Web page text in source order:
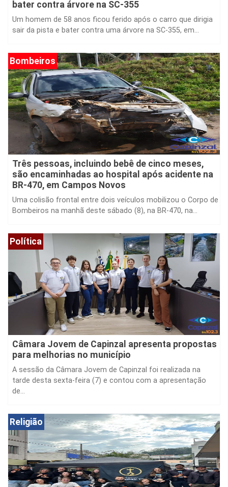
bater contra árvore na SC-355
Um homem de 58 anos ficou ferido após o carro que dirigia
sair da pista e bater contra uma árvore na SC-355, em...
Bombeiros
Três pessoas, incluindo bebê de cinco meses,
são encaminhadas ao hospital após acidente na
BR-470, em Campos Novos
Uma colisão frontal entre dois veículos mobilizou o Corpo de
Bombeiros na manhã deste sábado (8), na BR-470, na...
Política
Câmara Jovem de Capinzal apresenta propostas
para melhorias no município
A sessão da Câmara Jovem de Capinzal foi realizada na
tarde desta sexta-feira (7) e contou com a apresentação
de...
Religião